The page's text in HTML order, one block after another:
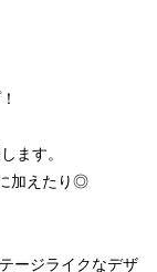
ます。
加えたり◎
ージライクなデザ